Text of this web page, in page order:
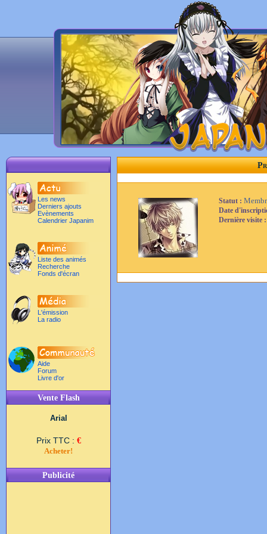
Les news
Derniers ajouts
Evènements
Calendrier Japanim
Liste des animés
Recherche
Fonds d'écran
L'émission
La radio
Aide
Forum
Livre d'or
Vente Flash
Arial
Prix TTC : €
Acheter!
Publicité
Statut :
Date
Dernière visite